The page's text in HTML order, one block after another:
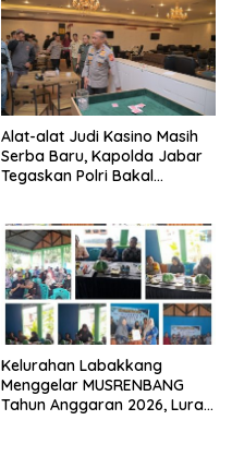
Alat-alat Judi Kasino Masih
Serba Baru, Kapolda Jabar
Tegaskan Polri Bakal
Kelurahan Labakkang
Menggelar MUSRENBANG
Tahun Anggaran 2026, Lurah